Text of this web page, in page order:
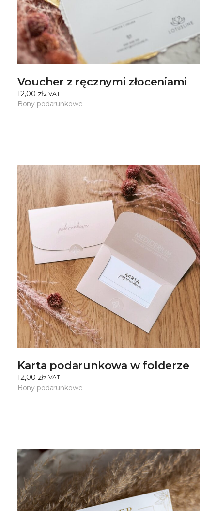
Voucher z ręcznymi złoceniami
12,00 złㅤz VAT
Bony podarunkowe
Karta podarunkowa w folderze
12,00 złㅤz VAT
Bony podarunkowe